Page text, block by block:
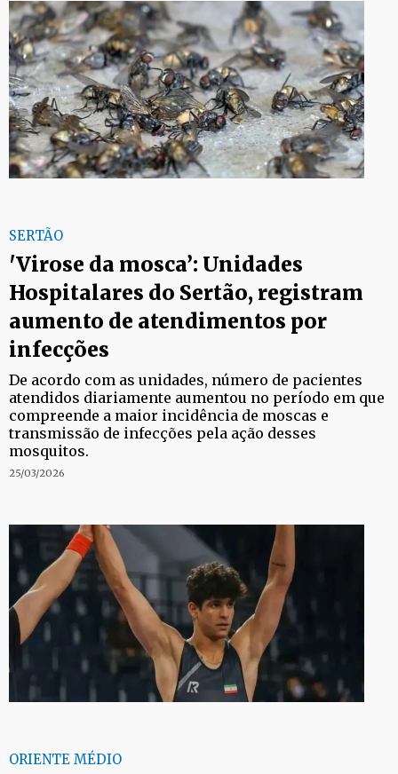
SERTÃO
'Virose da mosca’: Unidades
Hospitalares do Sertão, registram
aumento de atendimentos por
infecções
De acordo com as unidades, número de pacientes
atendidos diariamente aumentou no período em que
compreende a maior incidência de moscas e
transmissão de infecções pela ação desses
mosquitos.
25/03/2026
ORIENTE MÉDIO